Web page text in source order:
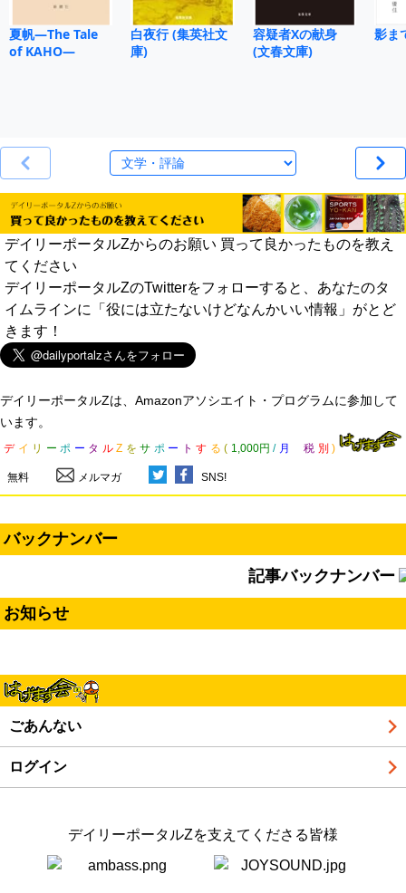
夏帆―The Tale
of KAHO―
白夜行 (集英社文
庫)
容疑者Xの献身
(文春文庫)
影ま
デイリーポータルZからのお願い 買って良かったものを教え
てください
デイリーポータルZのTwitterをフォローすると、あなたのタ
イムラインに「役には立たないけどなんかいい情報」がとど
きます！
デイリーポータルZは、Amazonアソシエイト・プログラムに参加して
います。
デ イ リ ー ポ ー タ ル Z を サ ポ ー ト す る ( 1,000円 / 月 税 別 )
無料 メルマガ SNS!
バックナンバー
記事バックナンバー
お知らせ
ごあんない
ログイン
デイリーポータルZを支えてくださる皆様